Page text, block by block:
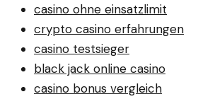
casino ohne einsatzlimit
crypto casino erfahrungen
casino testsieger
black jack online casino
casino bonus vergleich